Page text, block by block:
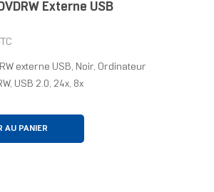
Externe USB
TTC
externe USB, Noir, Ordinateur
USB 2.0, 24x, 8x
AU PANIER